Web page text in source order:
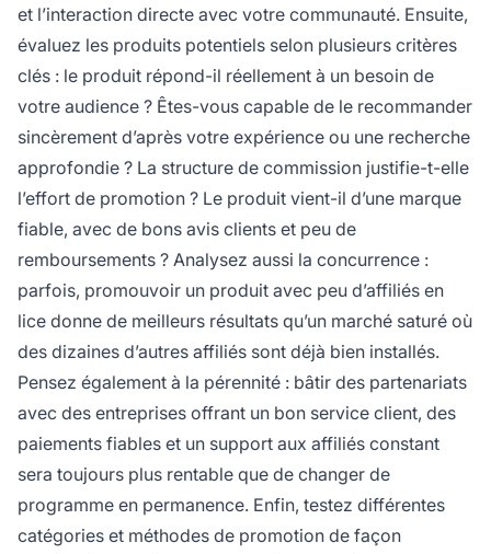
et l’interaction directe avec votre communauté. Ensuite,
évaluez les produits potentiels selon plusieurs critères
clés : le produit répond-il réellement à un besoin de
votre audience ? Êtes-vous capable de le recommander
sincèrement d’après votre expérience ou une recherche
approfondie ? La structure de commission justifie-t-elle
l’effort de promotion ? Le produit vient-il d’une marque
fiable, avec de bons avis clients et peu de
remboursements ? Analysez aussi la concurrence :
parfois, promouvoir un produit avec peu d’affiliés en
lice donne de meilleurs résultats qu’un marché saturé où
des dizaines d’autres affiliés sont déjà bien installés.
Pensez également à la pérennité : bâtir des partenariats
avec des entreprises offrant un bon service client, des
paiements fiables et un support aux affiliés constant
sera toujours plus rentable que de changer de
programme en permanence. Enfin, testez différentes
catégories et méthodes de promotion de façon